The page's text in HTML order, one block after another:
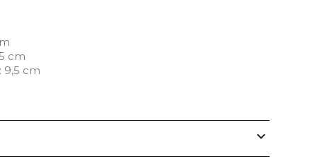
cm
9,5 cm
expand_more